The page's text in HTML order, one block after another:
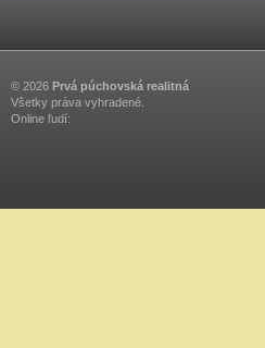
© 2026 Prvá púchovská realitná
Všetky práva vyhradené.
Online ľudí: